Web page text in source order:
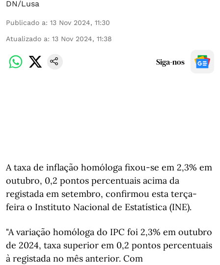
DN/Lusa
Publicado a: 13 Nov 2024, 11:30
Atualizado a: 13 Nov 2024, 11:38
Siga-nos
A taxa de inflação homóloga fixou-se em 2,3% em
outubro, 0,2 pontos percentuais acima da
registada em setembro, confirmou esta terça-
feira o Instituto Nacional de Estatística (INE).
"A variação homóloga do IPC foi 2,3% em outubro
de 2024, taxa superior em 0,2 pontos percentuais
à registada no mês anterior. Com